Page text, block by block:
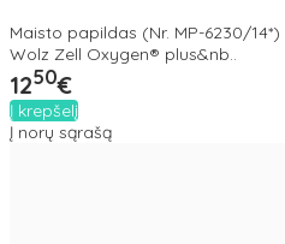
Maisto papildas (Nr. MP-6230/
Wolz Zell Oxygen® plus&nb..
1250€
Į krepšelį
Į norų sąrašą